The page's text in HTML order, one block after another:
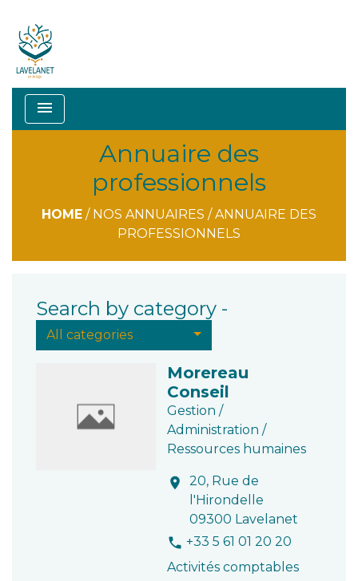
menu
Annuaire des
professionnels
HOME / NOS ANNUAIRES /ANNUAIRE DES
PROFESSIONNELS
Search by category -
All categories
Morereau
Conseil
Gestion /
Administration /
Ressources humaines
location_on
20, Rue de
l'Hirondelle
09300 Lavelanet
phone +33 5 61 01 20 20
Activités comptables